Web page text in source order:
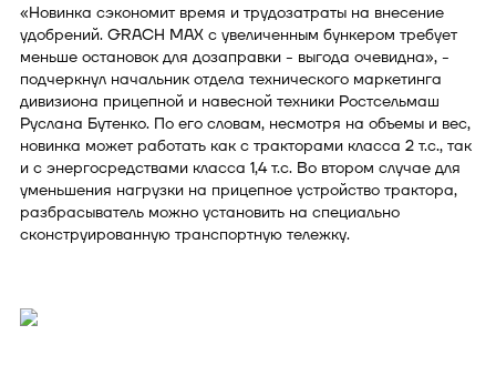
«Новинка сэкономит время и трудозатраты на внесение
удобрений. GRACH MAX с увеличенным бункером требует
меньше остановок для дозаправки - выгода очевидна», -
подчеркнул начальник отдела технического маркетинга
дивизиона прицепной и навесной техники Ростсельмаш
Руслана Бутенко. По его словам, несмотря на объемы и вес,
новинка может работать как с тракторами класса 2 т.с., так
и с энергосредствами класса 1,4 т.с. Во втором случае для
уменьшения нагрузки на прицепное устройство трактора,
разбрасыватель можно установить на специально
сконструированную транспортную тележку.